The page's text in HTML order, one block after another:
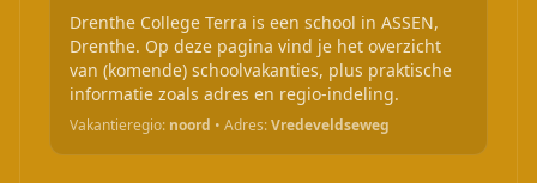
Drenthe College Terra is een school in ASSEN,
Drenthe. Op deze pagina vind je het overzicht
van (komende) schoolvakanties, plus praktische
informatie zoals adres en regio-indeling.
Vakantieregio: noord • Adres:Vredeveldseweg